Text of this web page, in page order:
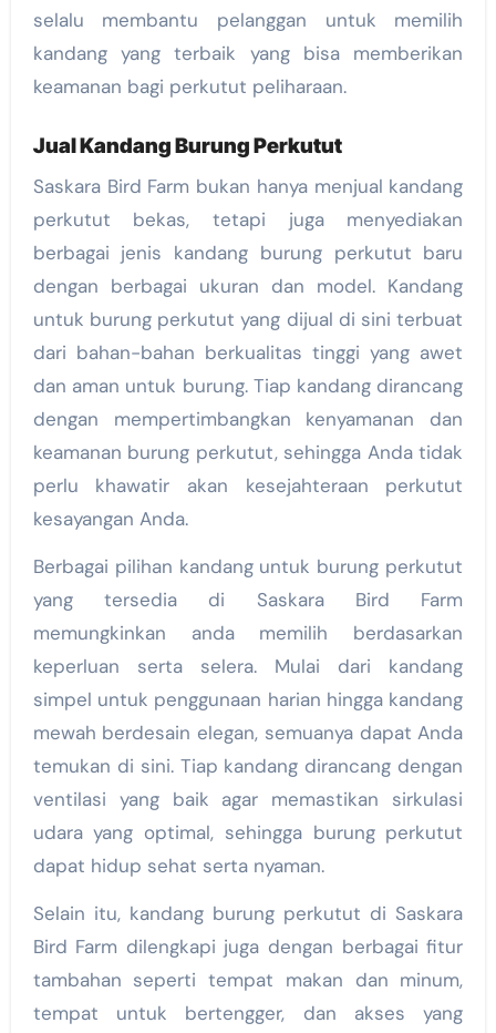
selalu membantu pelanggan untuk memilih
kandang yang terbaik yang bisa memberikan
keamanan bagi perkutut peliharaan.
Jual Kandang Burung Perkutut
Saskara Bird Farm bukan hanya menjual kandang
perkutut bekas, tetapi juga menyediakan
berbagai jenis kandang burung perkutut baru
dengan berbagai ukuran dan model. Kandang
untuk burung perkutut yang dijual di sini terbuat
dari bahan-bahan berkualitas tinggi yang awet
dan aman untuk burung. Tiap kandang dirancang
dengan mempertimbangkan kenyamanan dan
keamanan burung perkutut, sehingga Anda tidak
perlu khawatir akan kesejahteraan perkutut
kesayangan Anda.
Berbagai pilihan kandang untuk burung perkutut
yang tersedia di Saskara Bird Farm
memungkinkan anda memilih berdasarkan
keperluan serta selera. Mulai dari kandang
simpel untuk penggunaan harian hingga kandang
mewah berdesain elegan, semuanya dapat Anda
temukan di sini. Tiap kandang dirancang dengan
ventilasi yang baik agar memastikan sirkulasi
udara yang optimal, sehingga burung perkutut
dapat hidup sehat serta nyaman.
Selain itu, kandang burung perkutut di Saskara
Bird Farm dilengkapi juga dengan berbagai fitur
tambahan seperti tempat makan dan minum,
tempat untuk bertengger, dan akses yang